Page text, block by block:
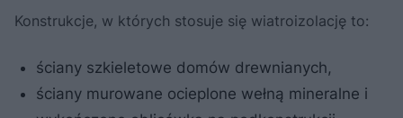
Konstrukcje, w których stosuje się wiatroizolację to:
ściany szkieletowe domów drewnianych,
ściany murowane ocieplone wełną mineralne i